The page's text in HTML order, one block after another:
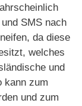
SMS nach
da diese
welches
und
kann zum
und zum